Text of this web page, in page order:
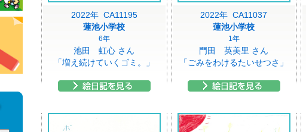
2022年 CA11195
蓮池小学校
6年
池田 虹心 さん
「増え続けていくゴミ。」
2022年 CA11037
蓮池小学校
1年
門田 英美里 さん
「ごみをわけるたいせつさ」